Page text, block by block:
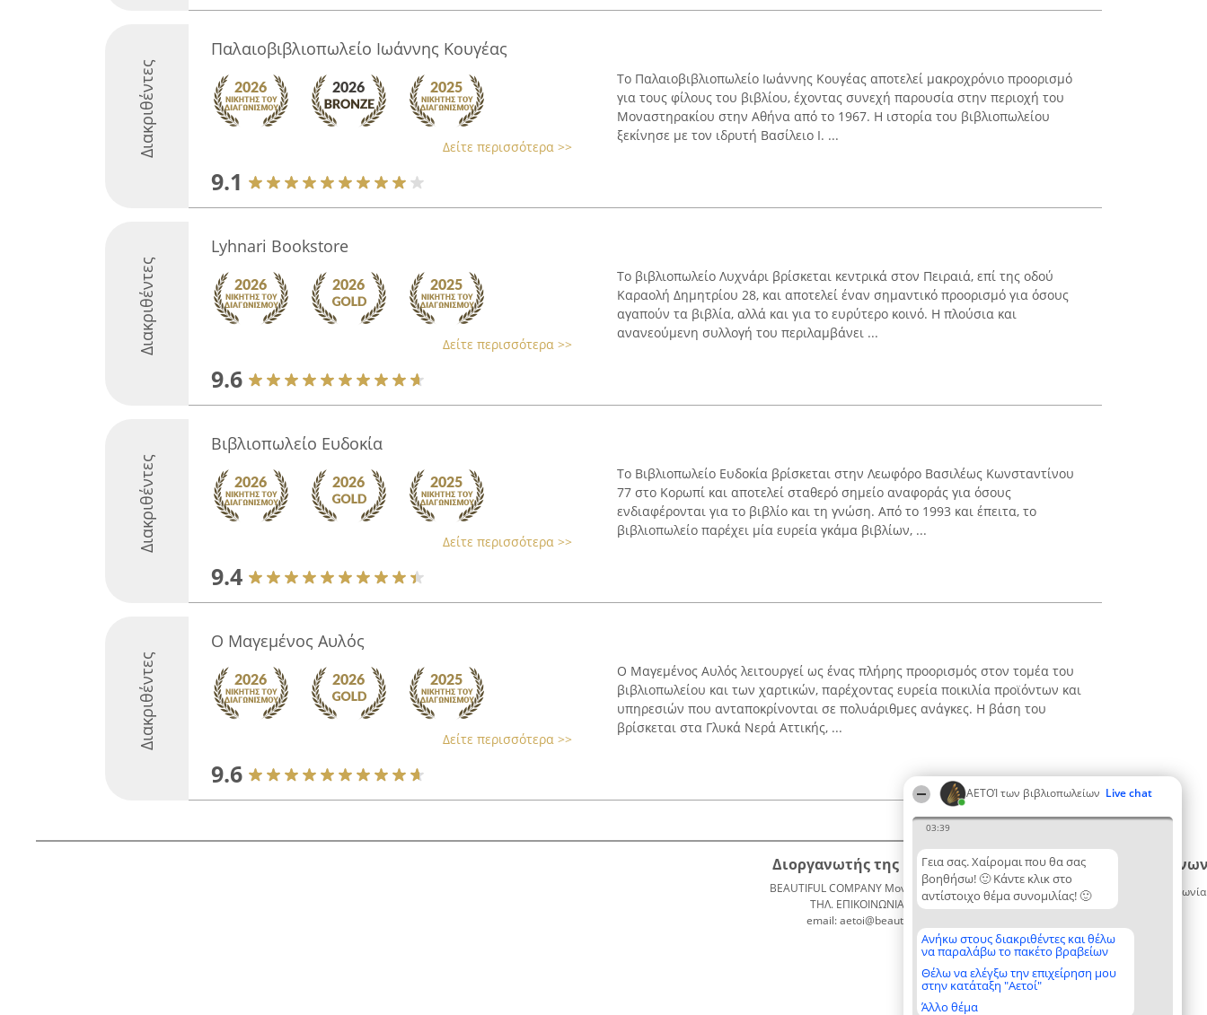
ΑΕΤΟΊ των βιβλιοπωλείων Live chat
03:39
Γεια σας. Χαίρομαι που θα σας
βοηθήσω! 🙂 Κάντε κλικ στο
αντίστοιχο θέμα συνομιλίας! 🙂
Ανήκω στους διακριθέντες και θέλω
να παραλάβω το πακέτο βραβείων
Θέλω να ελέγξω την επιχείρηση μου
στην κατάταξη "Αετοί"
Άλλο θέμα
Διακριθέντες
Παλαιοβιβλιοπωλείο Ιωάννης Κουγέας
Δείτε περισσότερα >>
9.1
Το Παλαιοβιβλιοπωλείο Ιωάννης Κουγέας αποτελεί μακροχρόνιο προορισμό
για τους φίλους του βιβλίου, έχοντας συνεχή παρουσία στην περιοχή του
Μοναστηρακίου στην Αθήνα από το 1967. Η ιστορία του βιβλιοπωλείου
ξεκίνησε με τον ιδρυτή Βασίλειο Ι. ...
Διακριθέντες
Lyhnari Bookstore
Δείτε περισσότερα >>
9.6
Το βιβλιοπωλείο Λυχνάρι βρίσκεται κεντρικά στον Πειραιά, επί της οδού
Καραολή Δημητρίου 28, και αποτελεί έναν σημαντικό προορισμό για όσους
αγαπούν τα βιβλία, αλλά και για το ευρύτερο κοινό. Η πλούσια και
ανανεούμενη συλλογή του περιλαμβάνει ...
Διακριθέντες
Βιβλιοπωλείο Ευδοκία
Δείτε περισσότερα >>
9.4
Το Βιβλιοπωλείο Ευδοκία βρίσκεται στην Λεωφόρο Βασιλέως Κωνσταντίνου
77 στο Κορωπί και αποτελεί σταθερό σημείο αναφοράς για όσους
ενδιαφέρονται για το βιβλίο και τη γνώση. Από το 1993 και έπειτα, το
βιβλιοπωλείο παρέχει μία ευρεία γκάμα βιβλίων, ...
Διακριθέντες
Ο Μαγεμένος Αυλός
Δείτε περισσότερα >>
9.6
Ο Μαγεμένος Αυλός λειτουργεί ως ένας πλήρης προορισμός στον τομέα του
βιβλιοπωλείου και των χαρτικών, παρέχοντας ευρεία ποικιλία προϊόντων και
υπηρεσιών που ανταποκρίνονται σε πολυάριθμες ανάγκες. Η βάση του
βρίσκεται στα Γλυκά Νερά Αττικής, ...
Διοργανωτής της κατάταξης
BEAUTIFUL COMPANY Μονοπρόσωπη ΙΚΕ
ΤΗΛ. ΕΠΙΚΟΙΝΩΝΙΑΣ: 2104128019
email: aetoi@beautifulcompany.co
Κατάταξη
Διακριθέντες
Λίστα
διακριθέντων
Μεθοδολογία
Όροι &
προϋποθέσεις
Επικοινωνία